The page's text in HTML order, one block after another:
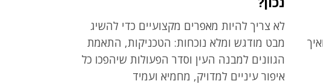
לא צריך להיות מאפרים מקצועיים כדי להשיג
מבט מודגש ומלא נוכחות: הטכניקות, התאמת
הגוונים למבנה העין וסדר הפעולות שיהפכו כל
איפור עיניים למדויק, מחמיא ועמיד